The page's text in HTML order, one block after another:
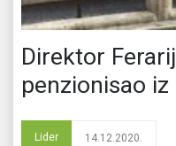
Direktor
penzionisao iz
Lider 14.12.2020.